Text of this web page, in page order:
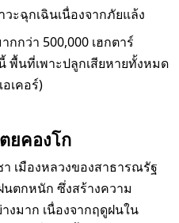
ะฉุกเฉินเนื่องจากภัยแล้ง
กว่า 500,000 เฮกตาร์
พื้นที่เพาะปลูกเสียหายทั้งหมด
อเคอร์)
ยคองโก
เมืองหลวงของสาธารณรัฐ
ตกหนัก ซึ่งสร้างความ
งมาก เนื่องจากฤดูฝนใน